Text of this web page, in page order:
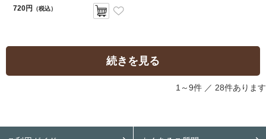
720円 （税込）
続きを見る
1～9件 ／ 28件あります